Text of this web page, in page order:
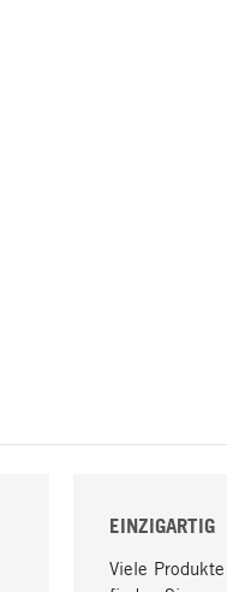
EINZIGARTIG
Viele